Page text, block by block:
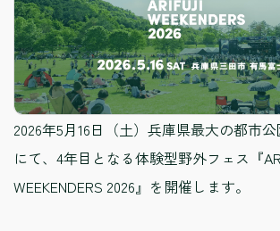
2026年5月16日（土）兵庫県最大の都市
にて、4年目となる体験型野外フェス『
WEEKENDERS 2026』を開催します。